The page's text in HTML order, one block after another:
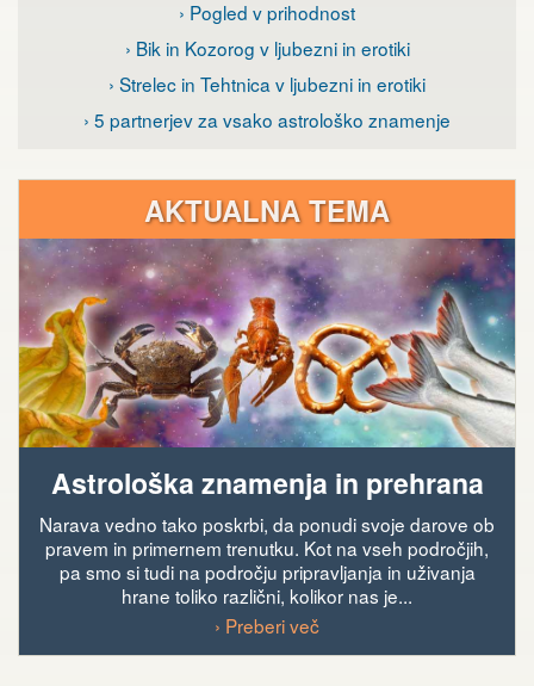
› Pogled v prihodnost
› Bik in Kozorog v ljubezni in erotiki
› Strelec in Tehtnica v ljubezni in erotiki
› 5 partnerjev za vsako astrološko znamenje
AKTUALNA TEMA
Astrološka znamenja in prehrana
Narava vedno tako poskrbi, da ponudi svoje darove ob
pravem in primernem trenutku. Kot na vseh področjih,
pa smo si tudi na področju pripravljanja in uživanja
hrane toliko različni, kolikor nas je...
› Preberi več